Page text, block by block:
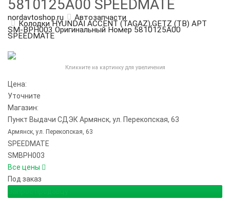
5810125A00 SPEEDMATE
nordavtoshop.ru Автозапчасти
Колодки HYUNDAI ACCENT (TAGAZ),GETZ (TB) АРТ
SM-BPH003 Оригинальный Номер 5810125A00
SPEEDMATE
Кликните на картинку для увеличения
Цена:
Уточните
Магазин:
Пункт Выдачи СДЭК Армянск, ул. Перекопская, 63
Армянск, ул. Перекопская, 63
SPEEDMATE
SMBPH003
Все цены
Под заказ